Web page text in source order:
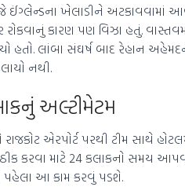
જે ઈંગ્લેન્ડના ખેલાડીને અટકાવવામાં
કારણ પણ વિઝા હતું.
હતો. લાંબા સંઘર્ષ બાદ રેહાન
નથી.
અલ્ટીમેટમ
એરપોર્ટ પરથી ટીમ સાથે
ઠીક કરવા માટે 24 કલાકનો સમય
તે પહેલા આ કામ કરવું પડશે.